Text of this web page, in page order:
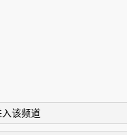
入该频道